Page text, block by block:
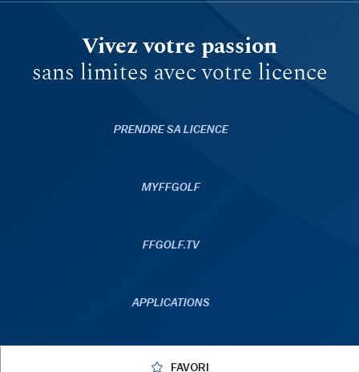
FAVORI
Vivez votre passion
sans limites avec votre licence
PRENDRE SA LICENCE
MYFFGOLF
FFGOLF.TV
APPLICATIONS